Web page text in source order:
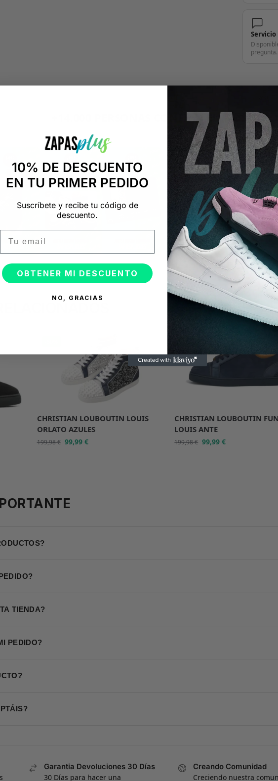
Servicio
pregunta.
+14.000 PERSONAS CONFÍAN EN
"Consulta nuestras reseñas y compruébalo tú mismo"
CHRISTIAN LOUBOUTIN LOUIS
ORLATO AZULES
199,98€ 99,99 €
CHRISTIAN LOUBOUTIN
LOUIS ANTE
199,98€ 99,99€
TIENDA?
PEDIDO?
Garantia Devoluciones 30 Días
30 Días para hacer una
Creando Comunidad
Creciendo nuestra
10% DE DESCUENTO
EN TU PRIMER PEDIDO
Suscríbete y recibe tu código de
descuento.
OBTENER MI DESCUENTO
NO, GRACIAS